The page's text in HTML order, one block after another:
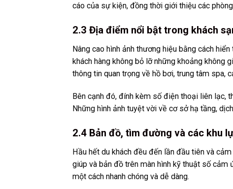
cáo của sự kiện, đồng thời giới thiệu các
2.3 Địa điểm nổi bật trong khách
Nâng cao hình ảnh thương hiệu bằng cách
khách hàng không bỏ lỡ những khoảng không
thông tin quan trọng về hồ bơi, trung tâm spa,
Bên cạnh đó, đính kèm số điện thoại liên lạc,
Những hình ảnh tuyệt vời về cơ sở hạ tầng,
2.4 Bản đồ, tìm đường và các khu
Hầu hết du khách đều đến lần đầu tiên và
giúp và bản đồ trên màn hình kỹ thuật số
một cách nhanh chóng và dễ dàng.